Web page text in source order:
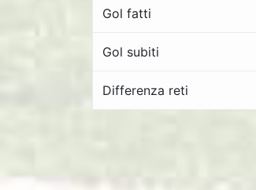
Gol fatti
Gol subiti
Differenza reti